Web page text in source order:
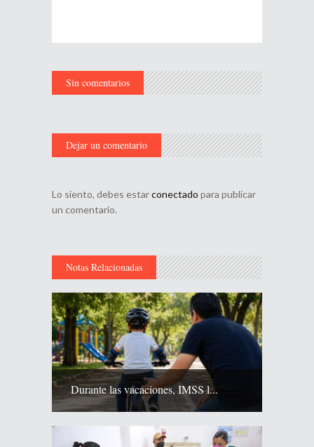
Sin comentarios
Dejar un comentario
Lo siento, debes estarconectado para publicar
un comentario.
Notas Relacionadas
Durante las vacaciones, IMSS l...